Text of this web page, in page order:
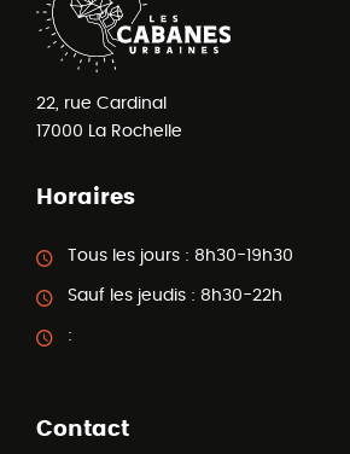
22, rue Cardinal
17000 La Rochelle
Horaires
Tous les jours : 8h30-19h30
Sauf les jeudis : 8h30-22h
:
Contact